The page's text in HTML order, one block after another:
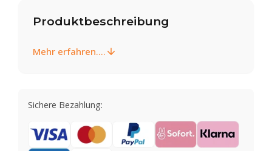
Produktbeschreibung
Mehr erfahren....
Sichere Bezahlung: